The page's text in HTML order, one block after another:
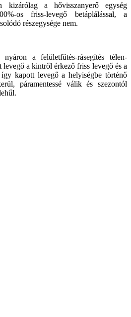
kizárólag a hővisszanyerő egység
os friss-levegő betáplálással, a
részegysége nem.
a felületfűtés-rásegítés télen-
a kintről érkező friss levegő és a
kapott levegő a helyiségbe történő
páramentessé válik és szezontól